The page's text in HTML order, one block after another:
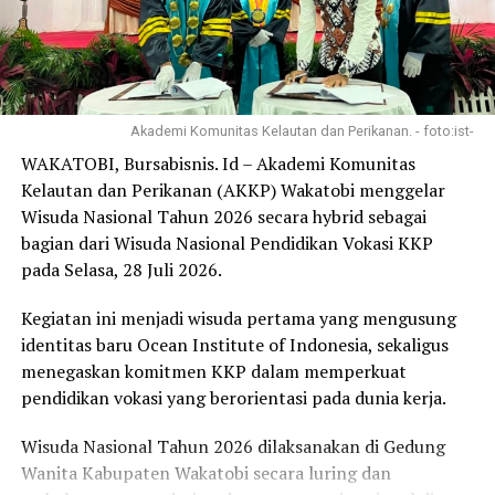
tersebut juga membayar gerakan untuk aksi demonstrasi
beberapa hari lalu. Olehnya itu, Alfin mendesak pihak
Kapolda agar segera menindaklanjuti dugaan
keterlibatan oknum kepolisian tersebut.
“Kami mendesak Bapak Kapolda Sultra, agar segera
menindaki secara tegas oknum kepolisian yang
membekingi aktivitas pertambangan tersebut,” tegas
Alfin.
Untuk diketahui, pihak ESDM yang memiliki kewenangan
untuk menghentikan operasional perusahan tersebut
sudah melayangkan surat pemberhentian operasional.
Namun, perusahaan tambang tersebut tidak
mengindahkan. Kemudian, Kementerian Energi dan
dalam surat nomor: 1018/30.01/DJB/2018, menjelaskan
bahwa IUP OP PT. SJM berakhir demi hukum dan curator
Post Views: 1,946
Oknum Polisi Diduga Back up
Pertambangan Ilegal di
Konut
In "Fokus"
JPKP Beberkan Identitas
Dalang dan Motif Teror
Pertambangan di Boenaga
October 30, 2018
In "Fokus"
Bantahan PT. VDNI
November 10, 2018
In "Rupa-rupa"
#KACAU
#POLISI #TAMBANG ILEGAL
UP NEXT
Akademi Komunitas Kelautan dan Perikanan. - foto:ist-
WAKATOBI, Bursabisnis. Id – Akademi Komunitas
Kelautan dan Perikanan (AKKP) Wakatobi menggelar
Wisuda Nasional Tahun 2026 secara hybrid sebagai
bagian dari Wisuda Nasional Pendidikan Vokasi KKP
pada Selasa, 28 Juli 2026.
Kegiatan ini menjadi wisuda pertama yang mengusung
identitas baru Ocean Institute of Indonesia, sekaligus
menegaskan komitmen KKP dalam memperkuat
pendidikan vokasi yang berorientasi pada dunia kerja.
Wisuda Nasional Tahun 2026 dilaksanakan di Gedung
Wanita Kabupaten Wakatobi secara luring dan